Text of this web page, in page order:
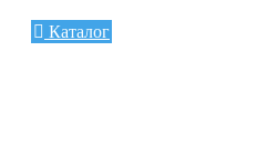
Каталог